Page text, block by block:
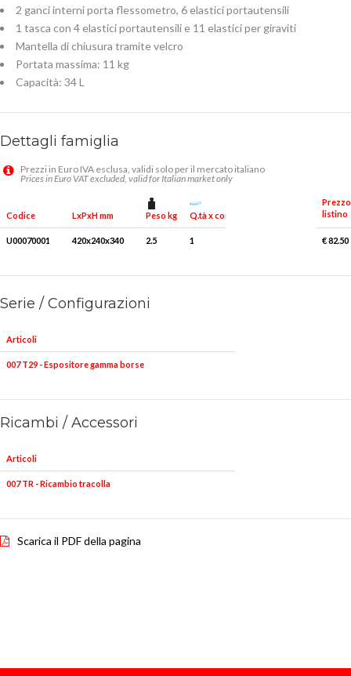
2 ganci interni porta flessometro, 6 elastici portautensili
1 tasca con 4 elastici portautensili e 11 elastici per giraviti
Mantella di chiusura tramite velcro
Portata massima: 11 kg
Capacità: 34 L
Dettagli famiglia
Prezzi in Euro IVA esclusa, validi solo per il mercato italiano
Prices in Euro VAT excluded, valid for Italian market only
Codice LxPxH mm Peso kg Q.tà x conf.
Prezzo
listino
U00070001 420x240x340 2.5 1 € 82.50
Serie / Configurazioni
Articoli
007 T29 - Espositore gamma borse
Ricambi / Accessori
Articoli
007 TR - Ricambio tracolla
Scarica il PDF della pagina